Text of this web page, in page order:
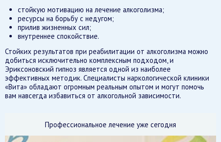
стойкую мотивацию на лечение алкоголизма;
ресурсы на борьбу с недугом;
прилив жизненных сил;
внутреннее спокойствие.
Стойких результатов при реабилитации от алкоголизма можно
добиться исключительно комплексным подходом, и
Эриксоновский гипноз является одной из наиболее
эффективных методик. Специалисты наркологической клиники
«Вита» обладают огромным реальным опытом и могут помочь
вам навсегда избавиться от алкогольной зависимости.
Профессиональное лечение уже сегодня